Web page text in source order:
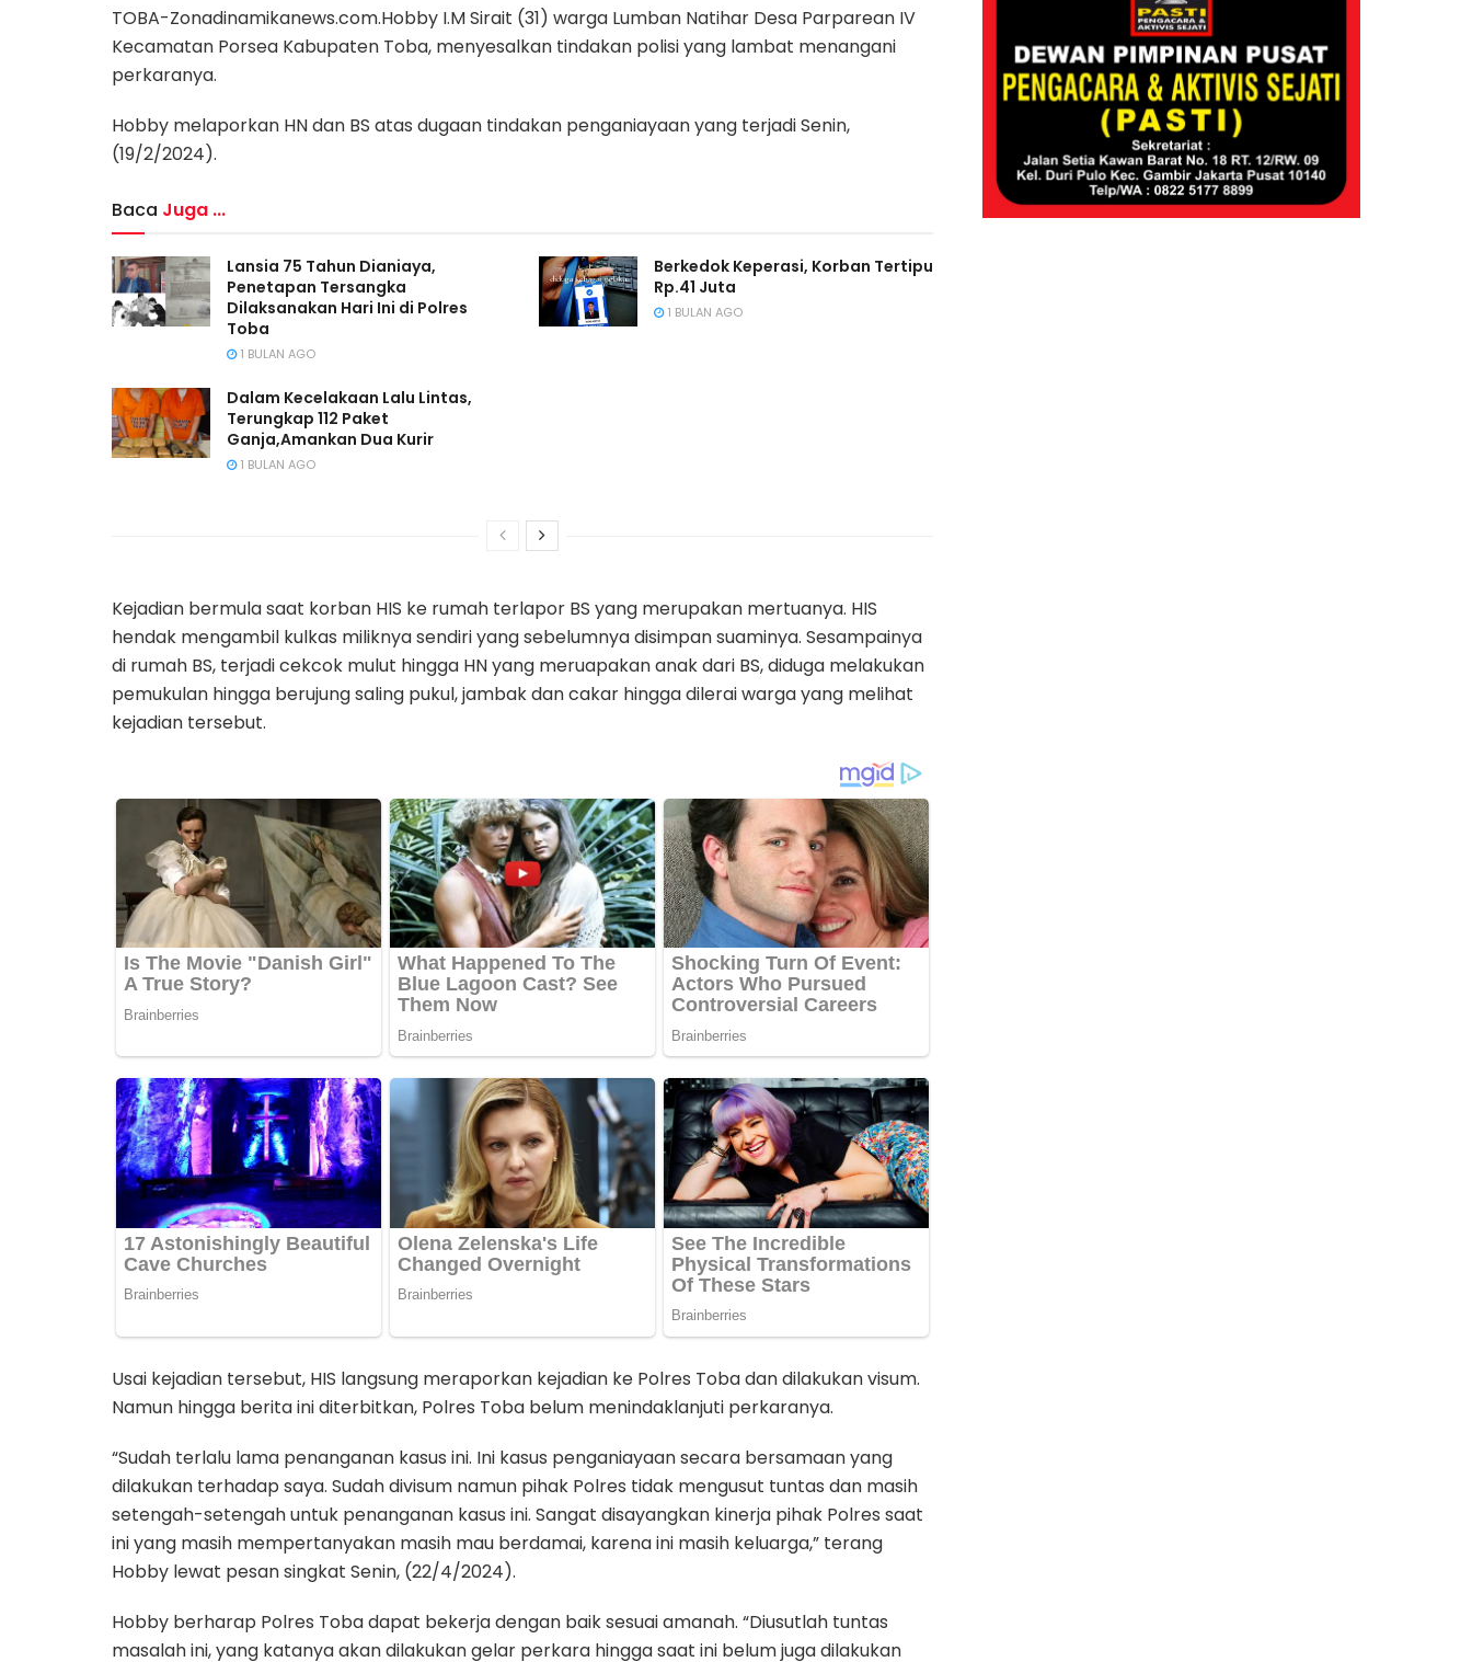
TOBA-Zonadinamikanews.com.Hobby I.M Sirait (31) warga Lumban Natihar Desa Parparean IV
Kecamatan Porsea Kabupaten Toba, menyesalkan tindakan polisi yang lambat menangani
perkaranya.
Hobby melaporkan HN dan BS atas dugaan tindakan penganiayaan yang terjadi Senin,
(19/2/2024).
Baca Juga ...
Lansia 75 Tahun Dianiaya,
Penetapan Tersangka
Dilaksanakan Hari Ini di Polres
Toba
1 BULAN AGO
Berkedok Keperasi, Korban Tertipu
Rp.41 Juta
1 BULAN AGO
Dalam Kecelakaan Lalu Lintas,
Terungkap 112 Paket
Ganja,Amankan Dua Kurir
1 BULAN AGO
Kejadian bermula saat korban HIS ke rumah terlapor BS yang merupakan mertuanya. HIS
hendak mengambil kulkas miliknya sendiri yang sebelumnya disimpan suaminya. Sesampainya
di rumah BS, terjadi cekcok mulut hingga HN yang meruapakan anak dari BS, diduga melakukan
pemukulan hingga berujung saling pukul, jambak dan cakar hingga dilerai warga yang melihat
kejadian tersebut.
Usai kejadian tersebut, HIS langsung meraporkan kejadian ke Polres Toba dan dilakukan visum.
Namun hingga berita ini diterbitkan, Polres Toba belum menindaklanjuti perkaranya.
“Sudah terlalu lama penanganan kasus ini. Ini kasus penganiayaan secara bersamaan yang
dilakukan terhadap saya. Sudah divisum namun pihak Polres tidak mengusut tuntas dan masih
setengah-setengah untuk penanganan kasus ini. Sangat disayangkan kinerja pihak Polres saat
ini yang masih mempertanyakan masih mau berdamai, karena ini masih keluarga,” terang
Hobby lewat pesan singkat Senin, (22/4/2024).
Hobby berharap Polres Toba dapat bekerja dengan baik sesuai amanah. “Diusutlah tuntas
masalah ini, yang katanya akan dilakukan gelar perkara hingga saat ini belum juga dilakukan